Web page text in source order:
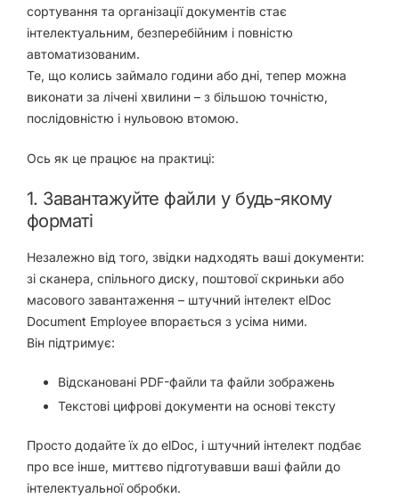
сортування та організації документів стає
інтелектуальним, безперебійним і повністю
автоматизованим.
Те, що колись займало години або дні, тепер можна
виконати за лічені хвилини – з більшою точністю,
послідовністю і нульовою втомою.
Ось як це працює на практиці:
1. Завантажуйте файли у будь-якому
форматі
Незалежно від того, звідки надходять ваші документи:
зі сканера, спільного диску, поштової скриньки або
масового завантаження – штучний інтелект elDoc
Document Employee впорається з усіма ними.
Він підтримує:
Відскановані PDF-файли та файли зображень
Текстові цифрові документи на основі тексту
Просто додайте їх до elDoc, і штучний інтелект подбає
про все інше, миттєво підготувавши ваші файли до
інтелектуальної обробки.